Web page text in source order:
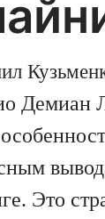
Демиан
Это